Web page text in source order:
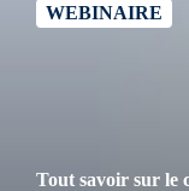
WEBINAIRE
Tout savoir sur le